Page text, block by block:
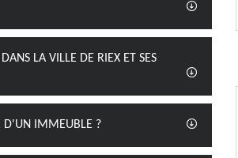
LA VILLE DE RIEX ET SES
D'UN IMMEUBLE ?